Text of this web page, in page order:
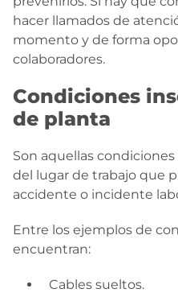
hacer llamados de
momento y de forma
colaboradores.
Condiciones
de planta
Son aquellas
del lugar de trabajo que
accidente o incidente
Entre los ejemplos de
encuentran:
Cables sueltos.